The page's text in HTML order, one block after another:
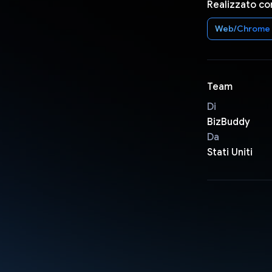
Realizzato
Web/Chrome
Team
Di
BizBuddy
Da
Stati Uniti